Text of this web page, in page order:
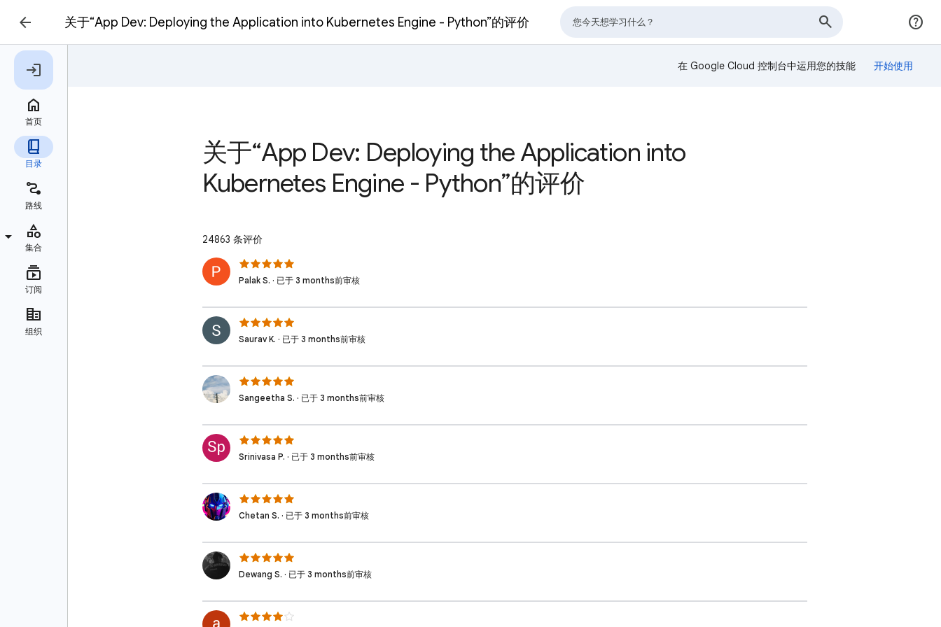
关于“App Dev: Deploying the Application into Kubernetes Engine - Python”的评价
在 Google Cloud 控制台中运用您的技能
关于“App Dev: Deploying the Application into
Kubernetes Engine - Python”的评价
24863 条评价
Palak S. · 已于 3 months前审核
Saurav K. · 已于 3 months前审核
Sangeetha S. · 已于 3 months前审核
Srinivasa P. · 已于 3 months前审核
Chetan S. · 已于 3 months前审核
Dewang S. · 已于 3 months前审核